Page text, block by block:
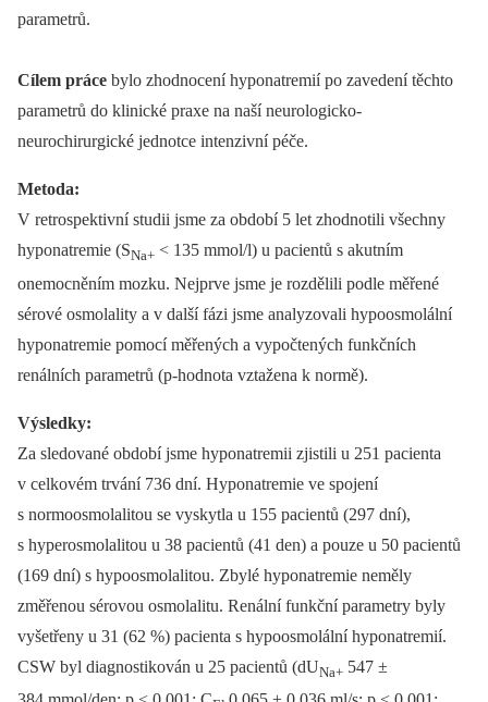
parametrů.
Cílem práce bylo zhodnocení hyponatremií po zavedení těchto
parametrů do klinické praxe na naší neurologicko-
neurochirurgické jednotce intenzivní péče.
Metoda:
V retrospektivní studii jsme za období 5 let zhodnotili všechny
hyponatremie (SNa+ < 135 mmol/l) u pacientů s akutním
onemocněním mozku. Nejprve jsme je rozdělili podle měřené
sérové osmolality a v další fázi jsme analyzovali hypoosmolální
hyponatremie pomocí měřených a vypočtených funkčních
renálních parametrů (p-hodnota vztažena k normě).
Výsledky:
Za sledované období jsme hyponatremii zjistili u 251 pacienta
v celkovém trvání 736 dní. Hyponatremie ve spojení
s normoosmolalitou se vyskytla u 155 pacientů (297 dní),
s hyperosmolalitou u 38 pacientů (41 den) a pouze u 50 pacientů
(169 dní) s hypoosmolalitou. Zbylé hyponatremie neměly
změřenou sérovou osmolalitu. Renální funkční parametry byly
vyšetřeny u 31 (62 %) pacienta s hypoosmolální hyponatremií.
CSW byl diagnostikován u 25 pacientů (dUNa+ 547 ±